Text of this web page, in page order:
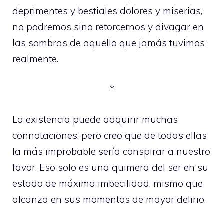
deprimentes y bestiales dolores y miserias,
no podremos sino retorcernos y divagar en
las sombras de aquello que jamás tuvimos
realmente.
*
La existencia puede adquirir muchas
connotaciones, pero creo que de todas ellas
la más improbable sería conspirar a nuestro
favor. Eso solo es una quimera del ser en su
estado de máxima imbecilidad, mismo que
alcanza en sus momentos de mayor delirio.